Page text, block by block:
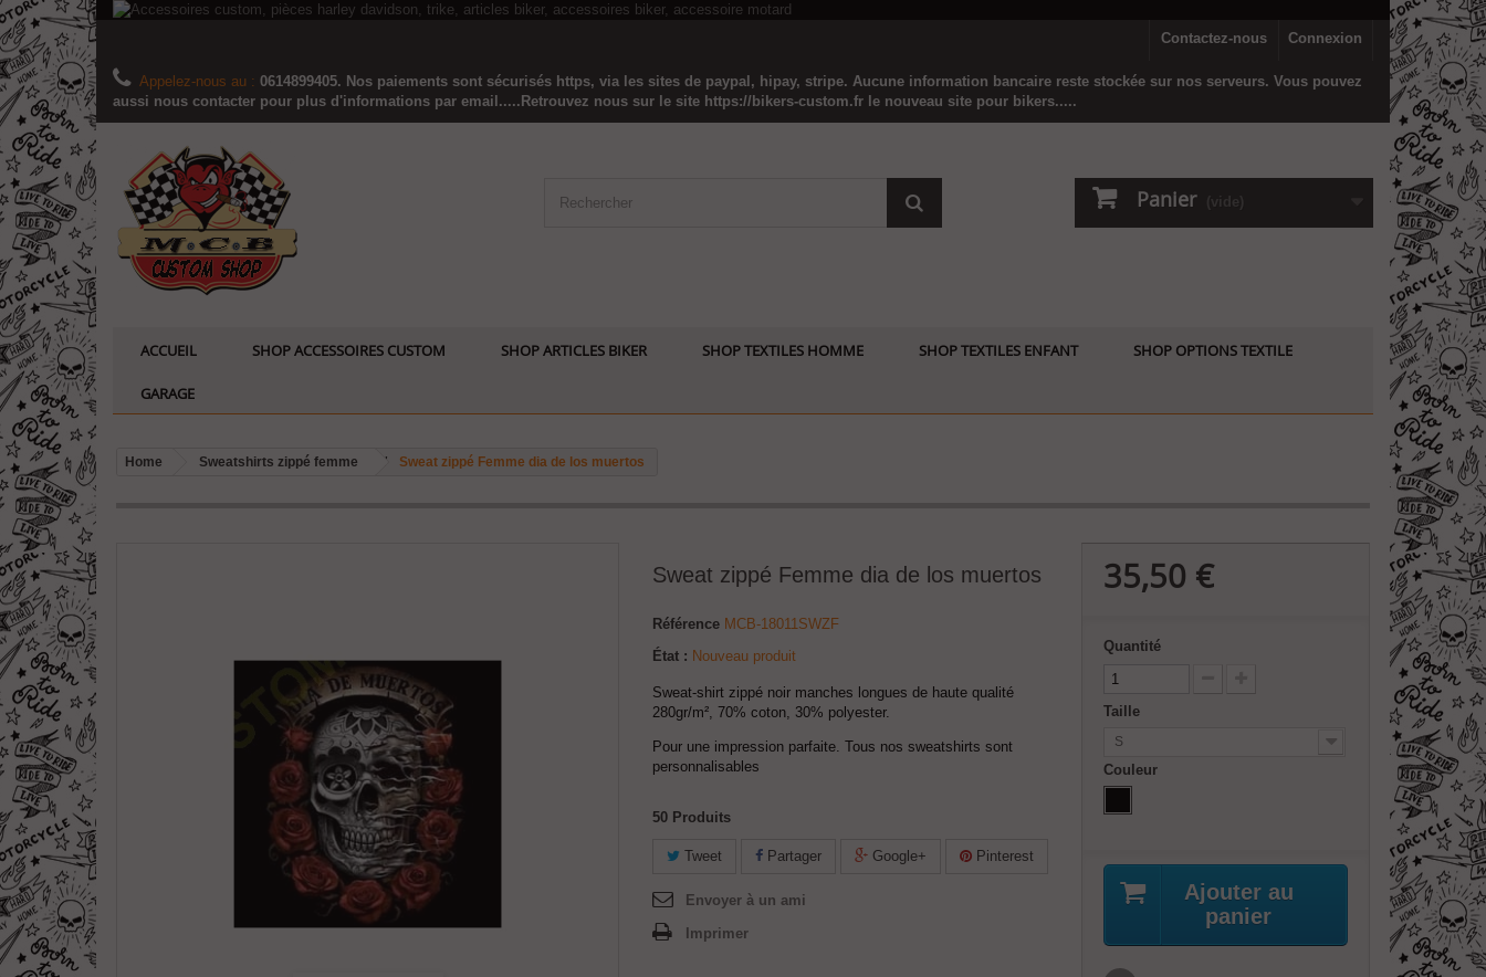
Connexion
Contactez-nous
Appelez-nous au : 0614899405. Nos paiements sont sécurisés https, via les sites de paypal, hipay, stripe. Aucune information bancaire reste stockée sur nos serveurs. Vous pouvez
aussi nous contacter pour plus d'informations par email.....Retrouvez nous sur le site https://bikers-custom.fr le nouveau site pour bikers.....
Panier (vide)
ACCUEIL SHOP ACCESSOIRES CUSTOM SHOP ARTICLES BIKER SHOP TEXTILES HOMME SHOP TEXTILES ENFANT SHOP OPTIONS TEXTILE
GARAGE
Home Sweatshirts zippé femme Sweat zippé Femme dia de los muertos
Sweat zippé Femme dia de los muertos
Référence MCB-18011SWZF
État : Nouveau produit
Sweat-shirt zippé noir manches longues de haute qualité
280gr/m², 70% coton, 30% polyester.
Pour une impression parfaite. Tous nos sweatshirts sont
personnalisables
50 Produits
Tweet Partager Google+ Pinterest
Envoyer à un ami
Imprimer
35,50 €
Quantité
Taille
S
Couleur
Ajouter au
panier